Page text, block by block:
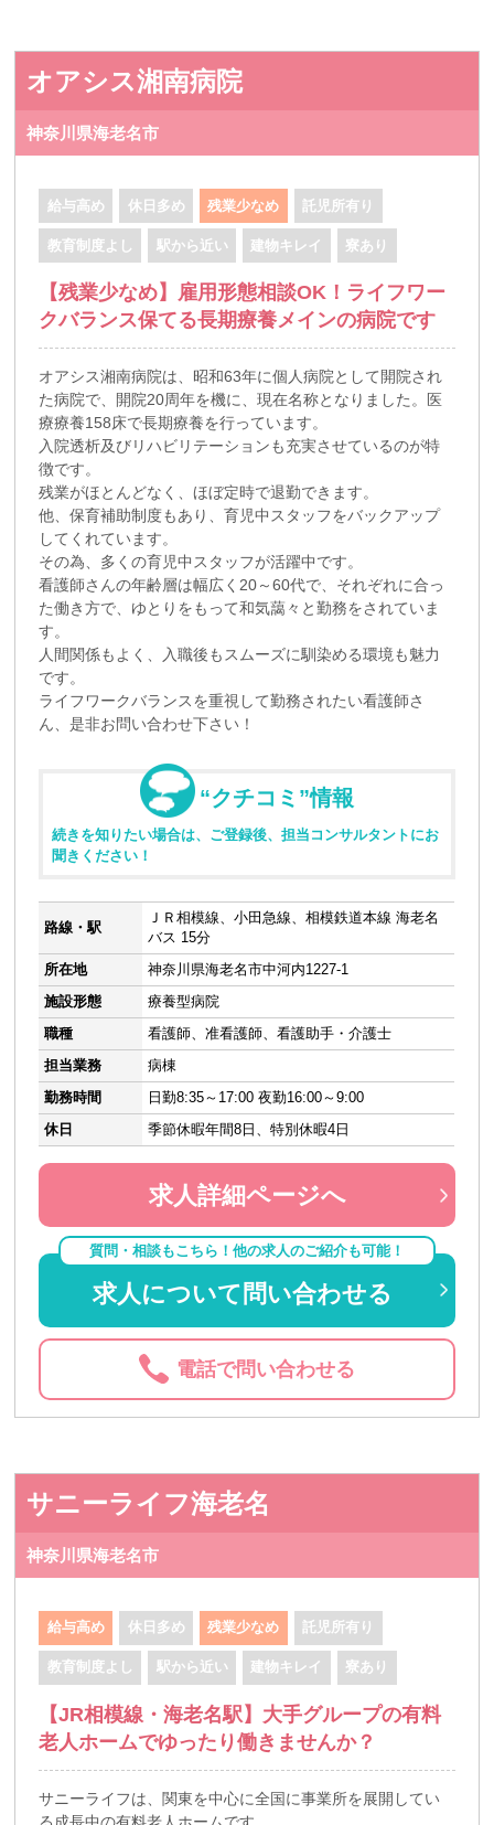
オアシス湘南病院
神奈川県海老名市
給与高め 休日多め 残業少なめ 託児所有り
教育制度よし 駅から近い 建物キレイ 寮あり
【残業少なめ】雇用形態相談OK！ライフワー
クバランス保てる長期療養メインの病院です
オアシス湘南病院は、昭和63年に個人病院として開院され
た病院で、開院20周年を機に、現在名称となりました。医
療療養158床で長期療養を行っています。
入院透析及びリハビリテーションも充実させているのが特
徴です。
残業がほとんどなく、ほぼ定時で退勤できます。
他、保育補助制度もあり、育児中スタッフをバックアップ
してくれています。
その為、多くの育児中スタッフが活躍中です。
看護師さんの年齢層は幅広く20～60代で、それぞれに合っ
た働き方で、ゆとりをもって和気藹々と勤務をされていま
す。
人間関係もよく、入職後もスムーズに馴染める環境も魅力
です。
ライフワークバランスを重視して勤務されたい看護師さ
ん、是非お問い合わせ下さい！
“クチコミ”情報
続きを知りたい場合は、ご登録後、担当コンサルタントにお
聞きください！
路線・駅
ＪＲ相模線、小田急線、相模鉄道本線 海老名
バス 15分
所在地
神奈川県海老名市中河内1227-1
施設形態
療養型病院
職種
看護師、准看護師、看護助手・介護士
担当業務
病棟
勤務時間
日勤8:35～17:00 夜勤16:00～9:00
休日
季節休暇年間8日、特別休暇4日
求人詳細ページへ
質問・相談もこちら！他の求人のご紹介も可能！
求人について問い合わせる
電話で問い合わせる
サニーライフ海老名
神奈川県海老名市
給与高め 休日多め 残業少なめ 託児所有り
教育制度よし 駅から近い 建物キレイ 寮あり
【JR相模線・海老名駅】大手グループの有料
老人ホームでゆったり働きませんか？
サニーライフは、関東を中心に全国に事業所を展開してい
る成長中の有料老人ホームです。